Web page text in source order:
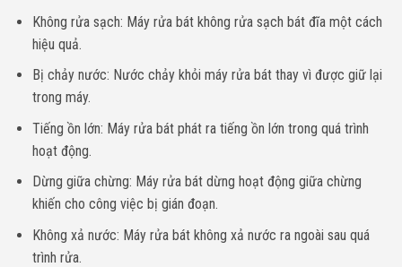
Không rửa sạch: Máy rửa bát không rửa sạch bát đĩa một cách
hiệu quả.
Bị chảy nước: Nước chảy khỏi máy rửa bát thay vì được giữ lại
trong máy.
Tiếng ồn lớn: Máy rửa bát phát ra tiếng ồn lớn trong quá trình
hoạt động.
Dừng giữa chừng: Máy rửa bát dừng hoạt động giữa chừng
khiến cho công việc bị gián đoạn.
Không xả nước: Máy rửa bát không xả nước ra ngoài sau quá
trình rửa.